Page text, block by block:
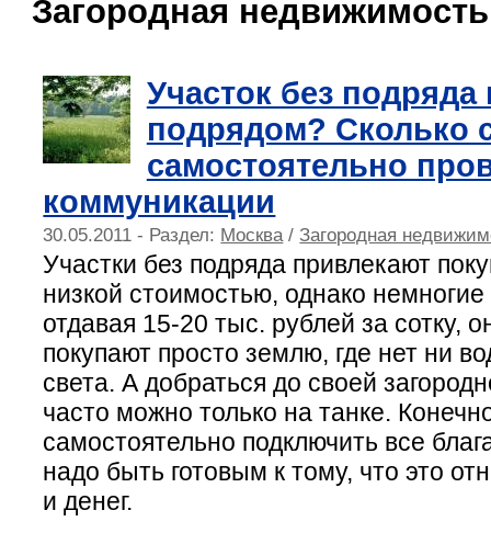
Загородная
Участок без подряда
подрядом? Сколько
самостоятельно
коммуникации
30.05.2011 - Раздел: Москва/Загородная
Участки без подряда привлекают
низкой стоимостью, однако
отдавая 15-20 тыс. рублей за сотку,
покупают просто землю, где нет ни
света. А добраться до своей
часто можно только на танке.
самостоятельно подключить все
надо быть готовым к тому, что это
и денег.